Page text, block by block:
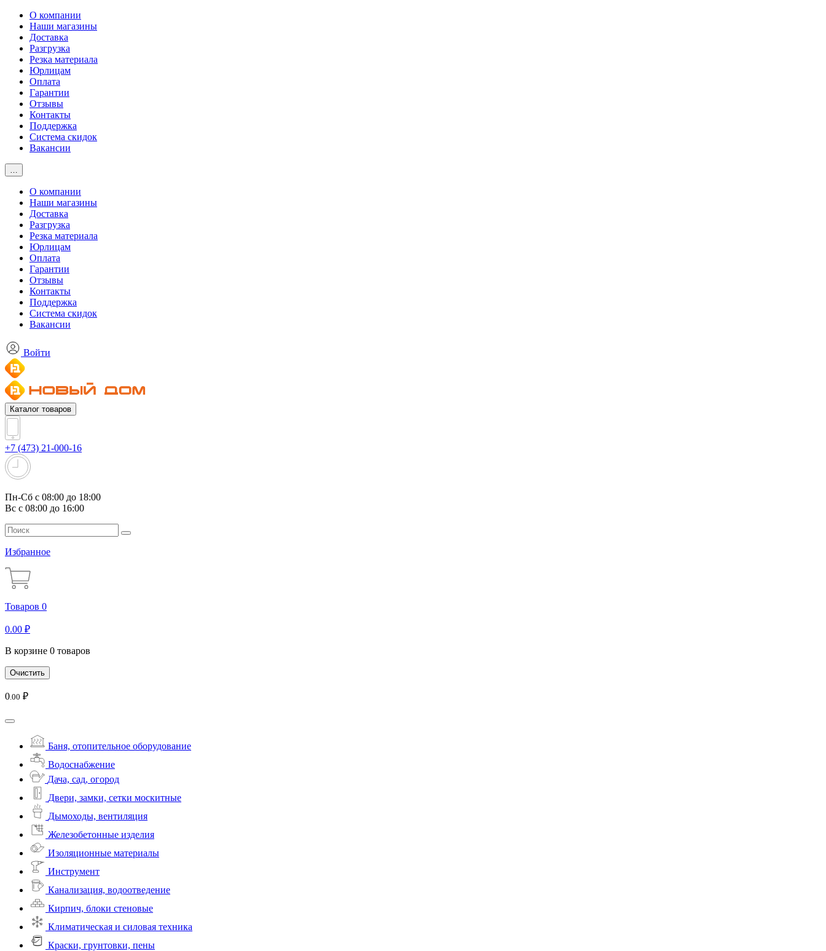
О компании
Наши магазины
Доставка
Разгрузка
Резка материала
Юрлицам
Оплата
Гарантии
Отзывы
Контакты
Поддержка
Система скидок
Вакансии
…
О компании
Наши магазины
Доставка
Разгрузка
Резка материала
Юрлицам
Оплата
Гарантии
Отзывы
Контакты
Поддержка
Система скидок
Вакансии
Войти
Каталог товаров
+7 (473) 21-000-16
Пн-Сб с 08:00 до 18:00
Вс с 08:00 до 16:00
Избранное
Товаров 0
0.00 ₽
В корзине 0 товаров
Очистить
0 .00 ₽
Баня, отопительное оборудование
Водоснабжение
Дача, сад, огород
Двери, замки, сетки москитные
Дымоходы, вентиляция
Железобетонные изделия
Изоляционные материалы
Инструмент
Канализация, водоотведение
Кирпич, блоки стеновые
Климатическая и силовая техника
Краски, грунтовки, пены